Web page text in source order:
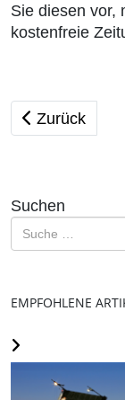
Sie diesen vor,
kostenfreie
Vorheriger
Zurück
Suchen
EMPFOHLENE